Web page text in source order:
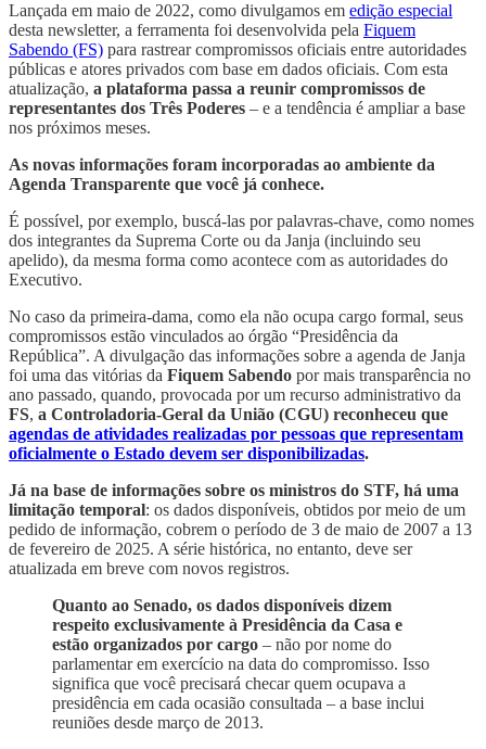
Lançada em maio de 2022, como divulgamos em edição especial
desta newsletter, a ferramenta foi desenvolvida pela Fiquem
Sabendo (FS) para rastrear compromissos oficiais entre autoridades
públicas e atores privados com base em dados oficiais. Com esta
atualização, a plataforma passa a reunir compromissos de
representantes dos Três Poderes – e a tendência é ampliar a base
nos próximos meses.
As novas informações foram incorporadas ao ambiente da
Agenda Transparente que você já conhece.
É possível, por exemplo, buscá-las por palavras-chave, como nomes
dos integrantes da Suprema Corte ou da Janja (incluindo seu
apelido), da mesma forma como acontece com as autoridades do
Executivo.
No caso da primeira-dama, como ela não ocupa cargo formal, seus
compromissos estão vinculados ao órgão “Presidência da
República”. A divulgação das informações sobre a agenda de Janja
foi uma das vitórias da Fiquem Sabendo por mais transparência no
ano passado, quando, provocada por um recurso administrativo da
FS, a Controladoria-Geral da União (CGU) reconheceu que
agendas de atividades realizadas por pessoas que representam
oficialmente o Estado devem ser disponibilizadas.
Já na base de informações sobre os ministros do STF, há uma
limitação temporal: os dados disponíveis, obtidos por meio de um
pedido de informação, cobrem o período de 3 de maio de 2007 a 13
de fevereiro de 2025. A série histórica, no entanto, deve ser
atualizada em breve com novos registros.
Quanto ao Senado, os dados disponíveis dizem
respeito exclusivamente à Presidência da Casa e
estão organizados por cargo – não por nome do
parlamentar em exercício na data do compromisso. Isso
significa que você precisará checar quem ocupava a
presidência em cada ocasião consultada – a base inclui
reuniões desde março de 2013.